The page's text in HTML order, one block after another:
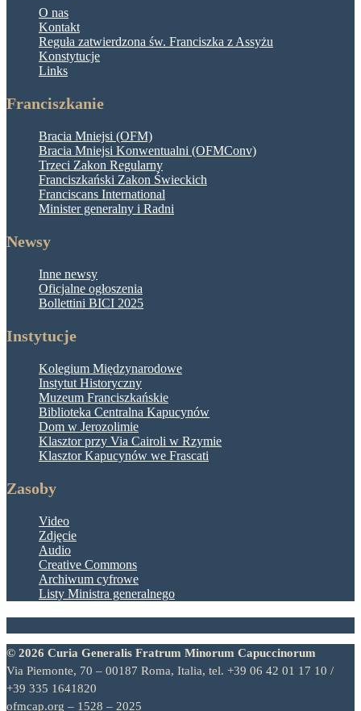
O nas
Kontakt
Reguła zatwierdzona św. Franciszka z Assyżu
Konstytucje
Links
Franciszkanie
Bracia Mniejsi (OFM)
Bracia Mniejsi Konwentualni (OFMConv)
Trzeci Zakon Regularny
Franciszkański Zakon Świeckich
Franciscans International
Minister generalny i Radni
Newsy
Inne newsy
Oficjalne ogłoszenia
Bollettini BICI 2025
Instytucje
Kolegium Międzynarodowe
Instytut Historyczny
Muzeum Franciszkańskie
Biblioteka Centralna Kapucynów
Dom w Jerozolimie
Klasztor przy Via Cairoli w Rzymie
Klasztor Kapucynów we Frascati
Zasoby
Video
Zdjęcie
Audio
Creative Commons
Archiwum cyfrowe
Listy Ministra generalnego
© 2026 Curia Generalis Fratrum Minorum Capuccinorum
Via Piemonte, 70 – 00187 Roma, Italia, tel. +39 06 42 01 17 10 /
+39 335 1641820
ofmcap.org – 1528 – 2025